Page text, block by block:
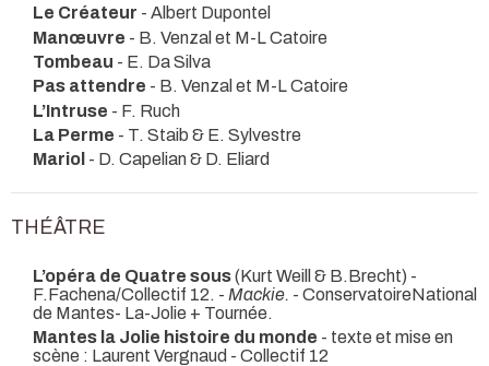
Le Créateur - Albert Dupontel
Manœuvre - B. Venzal et M-L Catoire
Tombeau - E. Da Silva
Pas attendre - B. Venzal et M-L Catoire
L’Intruse - F. Ruch
La Perme - T. Staib & E. Sylvestre
Mariol - D. Capelian & D. Eliard
THÉÂTRE
L’opéra de Quatre sous(Kurt Weill & B.Brecht) -
F.Fachena/Collectif 12. - Mackie. - ConservatoireNational
de Mantes- La-Jolie + Tournée.
Mantes la Jolie histoire du monde - texte et mise en
scène : Laurent Vergnaud - Collectif 12